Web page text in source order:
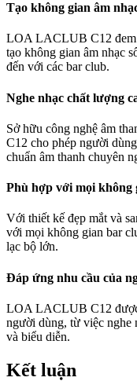
Tạo không gian âm
LOA LACLUB C12 đem
tạo không gian âm nhạc
đến với các bar club.
Nghe nhạc chất lượng
Sở hữu công nghệ âm
C12 cho phép người
chuẩn âm thanh chuyên
Phù hợp với mọi không
Với thiết kế đẹp mắt và
với mọi không gian bar
lạc bộ lớn.
Đáp ứng nhu cầu của
LOA LACLUB C12 được
người dùng, từ việc nghe
và biểu diễn.
Kết luận